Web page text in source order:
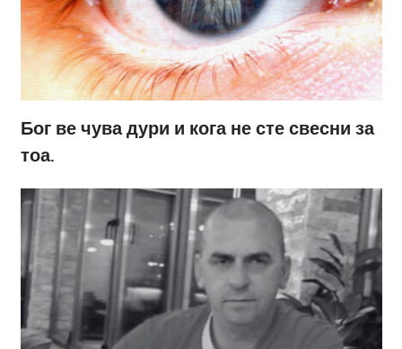
Бог ве чува дури и кога не сте свесни за
тоа.